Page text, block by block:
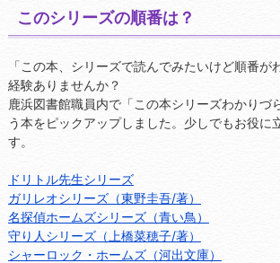
このシリーズの順番は？
「この本、シリーズで読んでみたいけど順番が
経験ありませんか？
鹿浜図書館職員内で「この本シリーズわかりづ
う本をピックアップしました。少しでもお役に
す。
ドリトル先生シリーズ
ガリレオシリーズ（東野圭吾/著）
名探偵ホームズシリーズ（青い鳥）
守り人シリーズ（上橋菜穂子/著）
シャーロック・ホームズ（河出文庫）